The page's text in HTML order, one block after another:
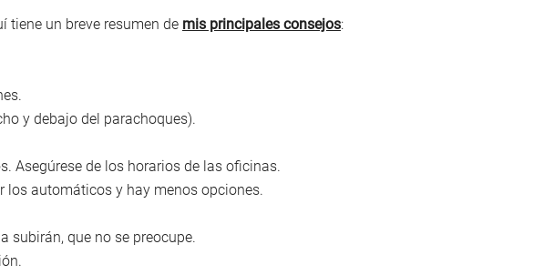
tiene un breve resumen de mis principales consejos:
y debajo del parachoques).
Asegúrese de los horarios de las oficinas.
los automáticos y hay menos opciones.
subirán, que no se preocupe.